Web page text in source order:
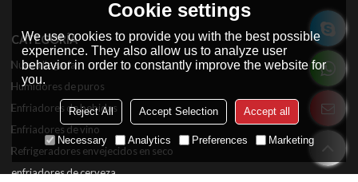
CATEGORÍA
Nueva llegada
Humidores de puros
Enfriadores de bebidas
Enfriadores de vino
Refrigeradores envejecidos en seco
enfriadores de cerveza
Cookie settings
We use cookies to provide you with the best possible
experience. They also allow us to analyze user
behavior in order to constantly improve the website for
you.
Reject All Accept Selection Accept all
Necessary Analytics Preferences Marketing